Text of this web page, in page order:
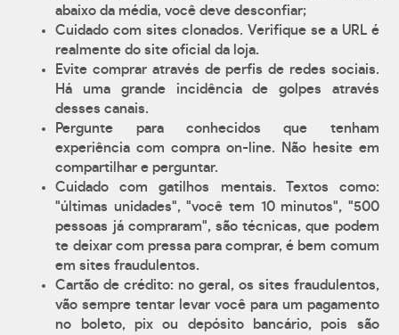
abaixo da média, você deve desconfiar;
Cuidado com sites clonados. Verifique se a URL é
realmente do site oficial da loja.
Evite comprar através de perfis de redes sociais.
Há uma grande incidência de golpes através
desses canais.
Pergunte para conhecidos que tenham
experiência com compra on-line. Não hesite em
compartilhar e perguntar.
Cuidado com gatilhos mentais. Textos como:
"últimas unidades", "você tem 10 minutos", "500
pessoas já compraram", são técnicas, que podem
te deixar com pressa para comprar, é bem comum
em sites fraudulentos.
Cartão de crédito: no geral, os sites fraudulentos,
vão sempre tentar levar você para um pagamento
no boleto, pix ou depósito bancário, pois são